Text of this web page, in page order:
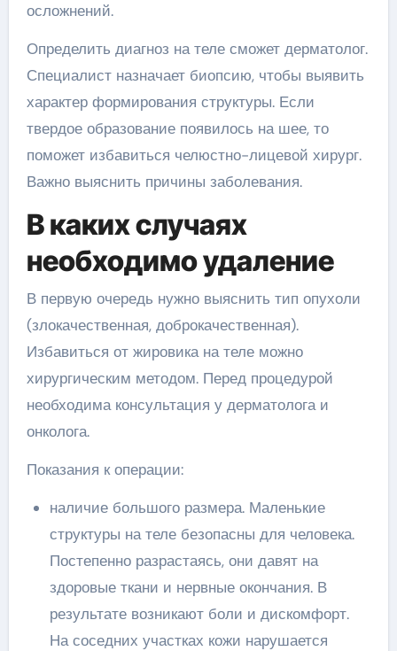
осложнений.
Определить диагноз на теле сможет дерматолог.
Специалист назначает биопсию, чтобы выявить
характер формирования структуры. Если
твердое образование появилось на шее, то
поможет избавиться челюстно-лицевой хирург.
Важно выяснить причины заболевания.
В каких случаях
необходимо удаление
В первую очередь нужно выяснить тип опухоли
(злокачественная, доброкачественная).
Избавиться от жировика на теле можно
хирургическим методом. Перед процедурой
необходима консультация у дерматолога и
онколога.
Показания к операции:
наличие большого размера. Маленькие
структуры на теле безопасны для человека.
Постепенно разрастаясь, они давят на
здоровые ткани и нервные окончания. В
результате возникают боли и дискомфорт.
На соседних участках кожи нарушается